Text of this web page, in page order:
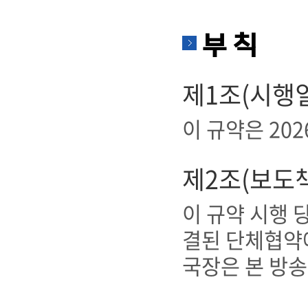
부 칙
제1조(시행
이 규약은
제2조(보도
이 규약 시행
결된 단체협
국장은 본 방